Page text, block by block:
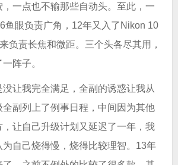
一点也不输那些自动头。至此，一
鱼眼负责广角，12年又入了Nikon 10
负责长焦和微距。三个头各尽其用，
阵子。
让我完全满足，全副的诱惑让我从
全副列上了例事日程，中间因为其他
让自己升级计划又延迟了一年，我
自己烧得慢，烧得比较理智。13年